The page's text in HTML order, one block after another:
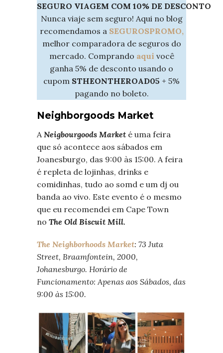
SEGURO VIAGEM COM 10% DE DESCONTO
Nunca viaje sem seguro! Aqui no blog
recomendamos a SEGUROSPROMO,
melhor comparadora de seguros do
mercado. Comprando aqui você
ganha 5% de desconto usando o
cupom STHEONTHEROAD05 + 5%
pagando no boleto.
Neighborgoods Market
A Neigbourgoods Market é uma feira
que só acontece aos sábados em
Joanesburgo, das 9:00 às 15:00. A feira
é repleta de lojinhas, drinks e
comidinhas, tudo ao somd e um dj ou
banda ao vivo. Este evento é o mesmo
que eu recomendei em Cape Town
no The Old Biscuit Mill.
The Neighborhoods Market: 73 Juta
Street, Braamfontein, 2000,
Johanesburgo. Horário de
Funcionamento: Apenas aos Sábados, das
9:00 às 15:00.